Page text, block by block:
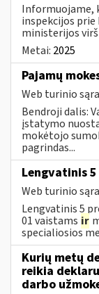
Informuojame,
inspekcijos
ministerijos
Metai: 2025
Pajamų
Web turinio
Bendroji dalis:
įstatymo
mokėtojo
pagrindas...
Lengvatinis
Web turinio
Lengvatinis 5
01 vaistams ir
specialiosios
Kurių metų
reikia
darbo